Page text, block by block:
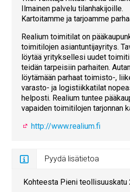
Ilmainen palvelu tilanhakijoille.
Kartoitamme ja tarjoamme
Realium toimitilat on
toimitilojen asiantuntijayritys.
löytää yrityksellesi uudet
teidän tarpeisiin parhaiten.
löytämään parhaat toimisto-,
varasto- ja logistiikkatilat
helposti. Realium tuntee
vapaiden toimitilojen tarjonnan
http://www.realium.fi
Pyydä lisätietoa
Kohteesta Pieni teollisuuskatu